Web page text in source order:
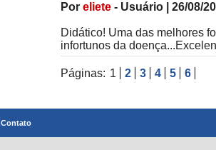
Por eliete - Usuário 26/08/
Didático! Uma das melhores
infortunos da
Páginas: 1 2 3 4 5 6
Contato